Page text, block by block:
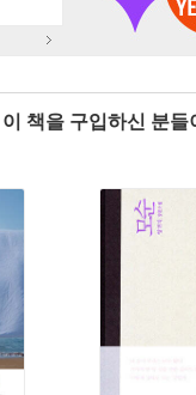
이 책을 구입하신 분